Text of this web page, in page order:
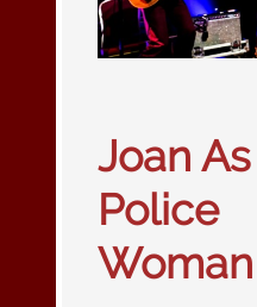
Joan As
Police
Woman